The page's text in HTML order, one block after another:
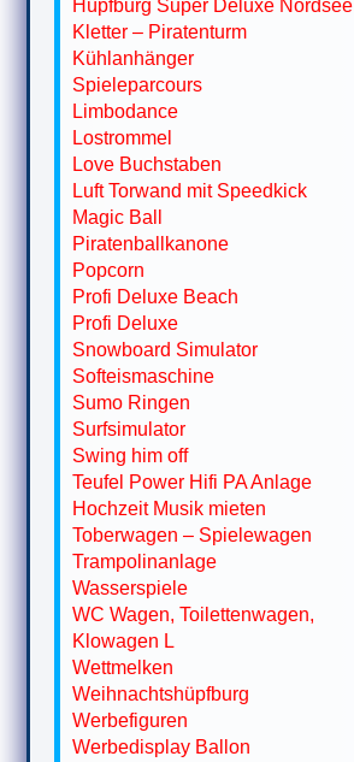
Hüpfburg Super Deluxe Nordsee
Kletter – Piratenturm
Kühlanhänger
Spieleparcours
Limbodance
Lostrommel
Love Buchstaben
Luft Torwand mit Speedkick
Magic Ball
Piratenballkanone
Popcorn
Profi Deluxe Beach
Profi Deluxe
Snowboard Simulator
Softeismaschine
Sumo Ringen
Surfsimulator
Swing him off
Teufel Power Hifi PA Anlage
Hochzeit Musik mieten
Toberwagen – Spielewagen
Trampolinanlage
Wasserspiele
WC Wagen, Toilettenwagen,
Klowagen L
Wettmelken
Weihnachtshüpfburg
Werbefiguren
Werbedisplay Ballon